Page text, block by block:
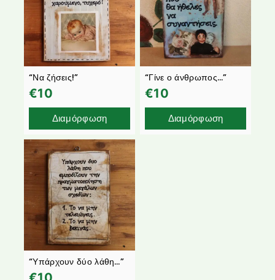
“Να ζήσεις!”
€10
Διαμόρφωση
“Γίνε ο άνθρωπος…”
€10
Διαμόρφωση
“Υπάρχουν δύο λάθη…”